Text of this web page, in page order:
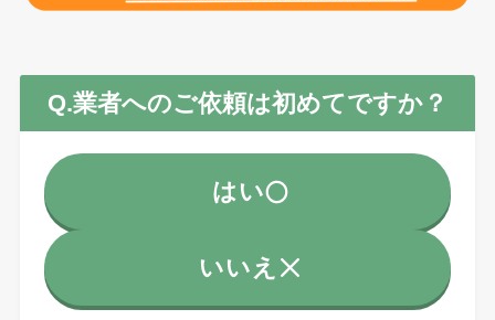
Q.業者へのご依頼は初めてですか？
はい
いいえ